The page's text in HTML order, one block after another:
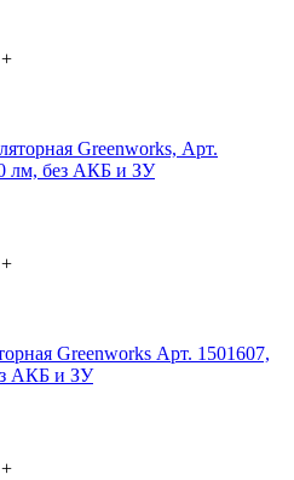
+
Greenworks, Арт.
лм, без АКБ и ЗУ
+
Greenworks Арт. 1501607,
АКБ и ЗУ
+